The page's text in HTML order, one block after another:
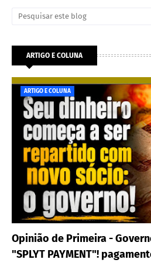
ARTIGO E COLUNA
ARTIGO E COLUNA
Opinião de Primeira -
"SPLYT PAYMENT"!